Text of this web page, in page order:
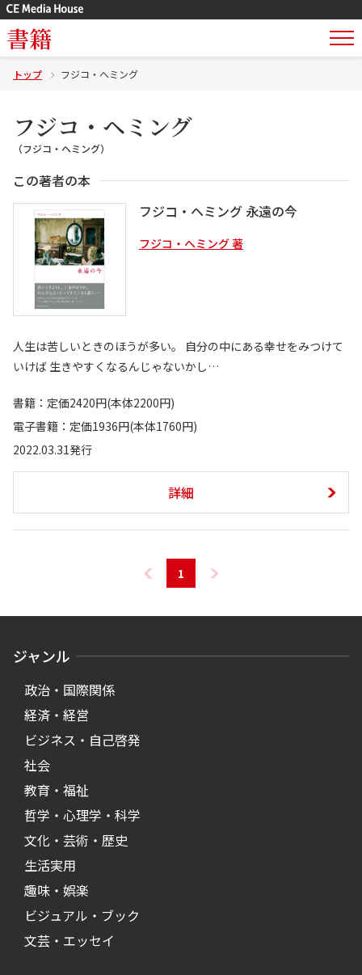
書籍
トップ フジコ・ヘミング
フジコ・ヘミング
（フジコ・ヘミング）
この著者の本
フジコ・ヘミング 永遠の今
フジコ・ヘミング 著
人生は苦しいときのほうが多い。 自分の中にある幸せをみつけて
いけば 生きやすくなるんじゃないかし…
書籍：定価2420円(本体2200円)
電子書籍：定価1936円(本体1760円)
2022.03.31発行
詳細
1
ジャンル
政治・国際関係
経済・経営
ビジネス・自己啓発
社会
教育・福祉
哲学・心理学・科学
文化・芸術・歴史
生活実用
趣味・娯楽
ビジュアル・ブック
文芸・エッセイ